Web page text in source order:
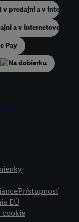
Na dobierku
Prístupnosť
EÚ
cookie
viacerých služieb
a prípadne ďalších
Criteo SA k
účely a nájsť ďalšie
iba používanie
súhlas so spracúvaním
informácií o dobe
s účinnosťou do
údajov